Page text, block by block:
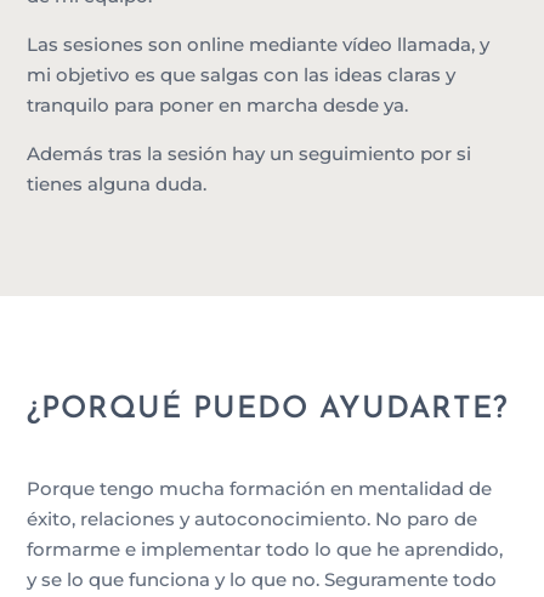
Las sesiones son online mediante vídeo llamada, y
mi objetivo es que salgas con las ideas claras y
tranquilo para poner en marcha desde ya.
Además tras la sesión hay un seguimiento por si
tienes alguna duda.
¿PORQUÉ PUEDO AYUDARTE?
Porque tengo mucha formación en mentalidad de
éxito, relaciones y autoconocimiento. No paro de
formarme e implementar todo lo que he aprendido,
y se lo que funciona y lo que no. Seguramente todo